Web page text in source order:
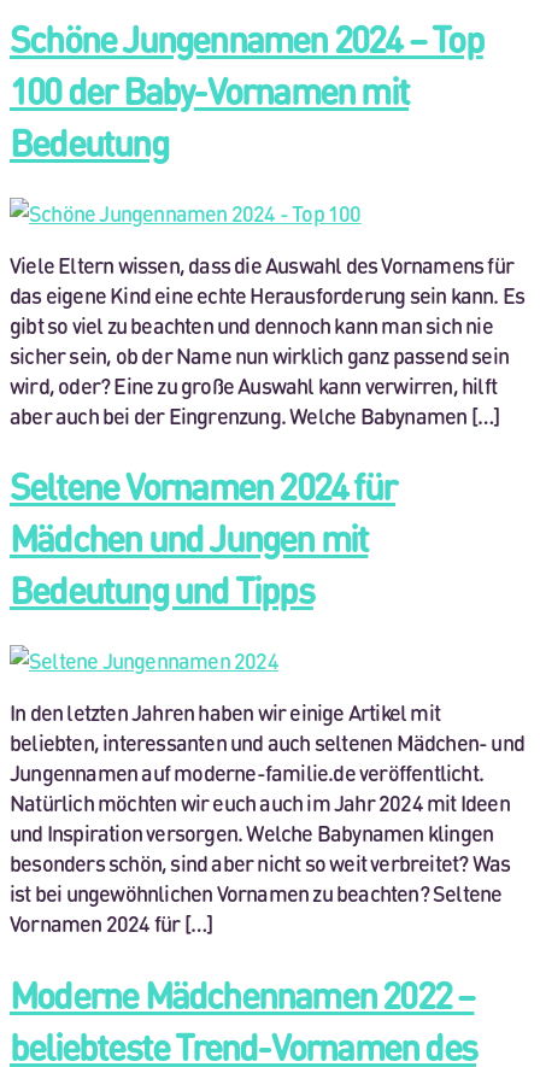
Schöne Jungennamen 2024 – Top
100 der Baby-Vornamen mit
Bedeutung
Viele Eltern wissen, dass die Auswahl des Vornamens für
das eigene Kind eine echte Herausforderung sein kann. Es
gibt so viel zu beachten und dennoch kann man sich nie
sicher sein, ob der Name nun wirklich ganz passend sein
wird, oder? Eine zu große Auswahl kann verwirren, hilft
aber auch bei der Eingrenzung. Welche Babynamen […]
Seltene Vornamen 2024 für
Mädchen und Jungen mit
Bedeutung und Tipps
In den letzten Jahren haben wir einige Artikel mit
beliebten, interessanten und auch seltenen Mädchen- und
Jungennamen auf moderne-familie.de veröffentlicht.
Natürlich möchten wir euch auch im Jahr 2024 mit Ideen
und Inspiration versorgen. Welche Babynamen klingen
besonders schön, sind aber nicht so weit verbreitet? Was
ist bei ungewöhnlichen Vornamen zu beachten? Seltene
Vornamen 2024 für […]
Moderne Mädchennamen 2022 –
beliebteste Trend-Vornamen des